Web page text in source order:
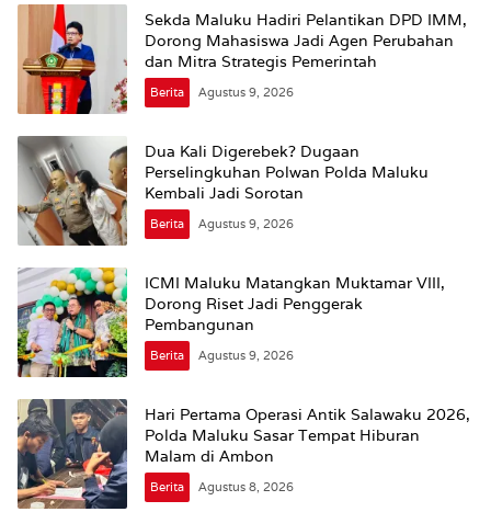
Sekda Maluku Hadiri Pelantikan DPD IMM,
Dorong Mahasiswa Jadi Agen Perubahan
dan Mitra Strategis Pemerintah
Berita Agustus 9, 2026
Dua Kali Digerebek? Dugaan
Perselingkuhan Polwan Polda Maluku
Kembali Jadi Sorotan
Berita Agustus 9, 2026
ICMI Maluku Matangkan Muktamar VIII,
Dorong Riset Jadi Penggerak
Pembangunan
Berita Agustus 9, 2026
Hari Pertama Operasi Antik Salawaku 2026,
Polda Maluku Sasar Tempat Hiburan
Malam di Ambon
Berita Agustus 8, 2026